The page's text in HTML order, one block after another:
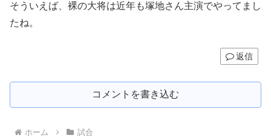
そういえば、裸の大将は近年も塚地さん主演でやってまし
たね。
返信
コメントを書き込む
ホーム 試合